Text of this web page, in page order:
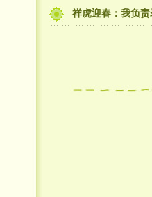
祥虎迎春：我负